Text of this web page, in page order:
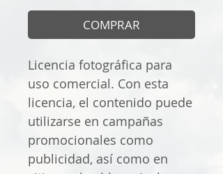
COMPRAR
Licencia fotográfica para
uso comercial. Con esta
licencia, el contenido puede
utilizarse en campañas
promocionales como
publicidad, así como en